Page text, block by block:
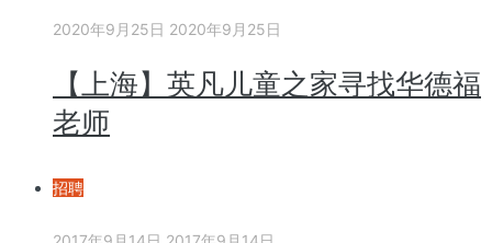
2020年9月25日 2020年9月25日
【上海】英凡儿童之家寻找华德福
老师
招聘